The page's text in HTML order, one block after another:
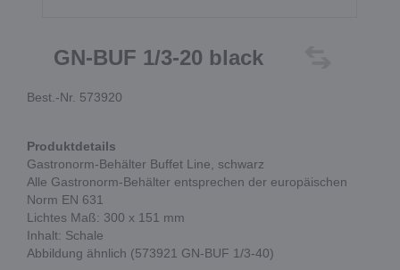
GN-BUF 1/3-20 black
Best.-Nr. 573920
Produktdetails
Gastronorm-Behälter Buffet Line, schwarz
Alle Gastronorm-Behälter entsprechen der europäischen
Norm EN 631
Lichtes Maß: 300 x 151 mm
Inhalt: Schale
Abbildung ähnlich (573921 GN-BUF 1/3-40)